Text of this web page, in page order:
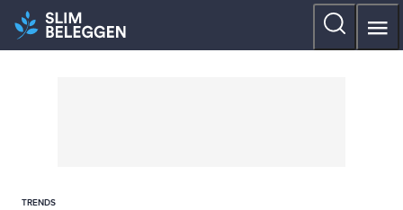
TRENDS